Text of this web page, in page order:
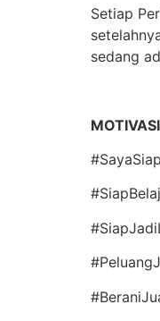
Setiap
sedang